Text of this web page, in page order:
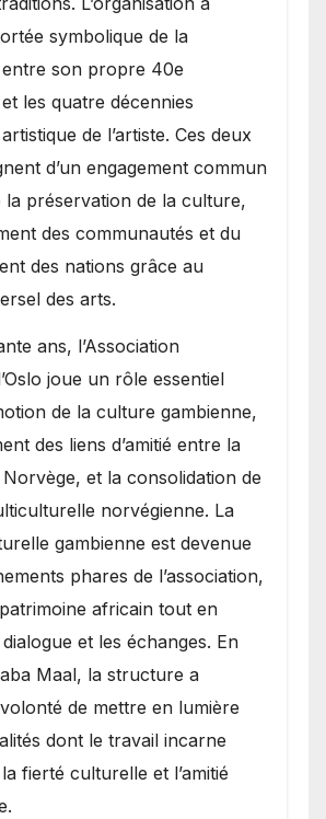
symbolique de la
son propre 40e
les quatre décennies
de l’artiste. Ces deux
d’un engagement commun
préservation de la culture,
des communautés et du
des nations grâce au
des arts.
ans, l’Association
joue un rôle essentiel
de la culture gambienne,
des liens d’amitié entre la
et la consolidation de
norvégienne. La
gambienne est devenue
phares de l’association,
africain tout en
et les échanges. En
Maal, la structure a
de mettre en lumière
dont le travail incarne
fierté culturelle et l’amitié